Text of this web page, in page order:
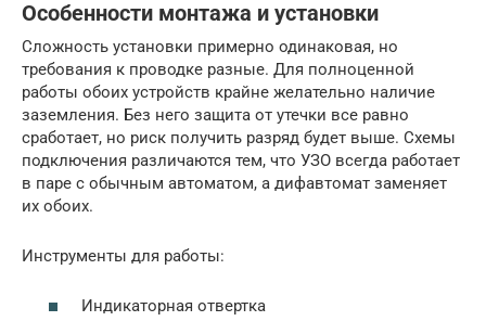
Особенности монтажа и установки
Сложность установки примерно одинаковая, но
требования к проводке разные. Для полноценной
работы обоих устройств крайне желательно наличие
заземления. Без него защита от утечки все равно
сработает, но риск получить разряд будет выше. Схемы
подключения различаются тем, что УЗО всегда работает
в паре с обычным автоматом, а дифавтомат заменяет
их обоих.
Инструменты для работы:
Индикаторная отвертка